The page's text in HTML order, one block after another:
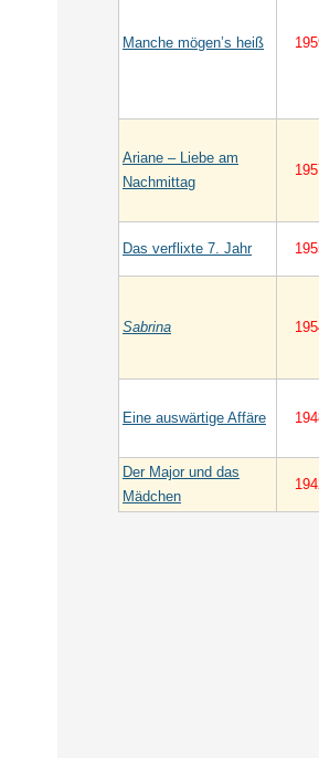
Manche mögen’s heiß
Ariane – Liebe am
Nachmittag
Das verflixte 7. Jahr
Sabrina
Eine auswärtige Affäre
Der Major und das
Mädchen